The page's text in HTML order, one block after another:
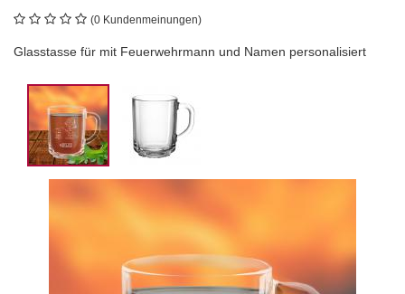
(0 Kundenmeinungen)
Glasstasse für mit Feuerwehrmann und Namen personalisiert